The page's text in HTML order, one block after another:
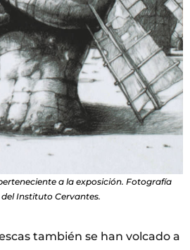
a la exposición. Fotografía
Instituto Cervantes.
también se han volcado a